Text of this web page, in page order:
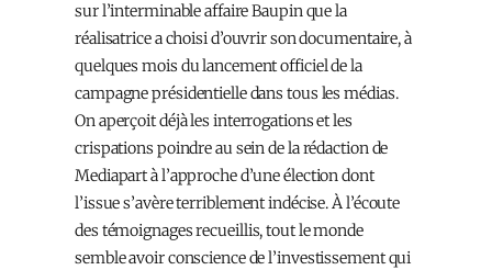
sur l’interminable affaire Baupin que la
réalisatrice a choisi d’ouvrir son documentaire, à
quelques mois du lancement officiel de la
campagne présidentielle dans tous les médias.
On aperçoit déjà les interrogations et les
crispations poindre au sein de la rédaction de
Mediapart à l’approche d’une élection dont
l’issue s’avère terriblement indécise.À l’écoute
des témoignages recueillis, tout le monde
semble avoir conscience de l’investissement qui